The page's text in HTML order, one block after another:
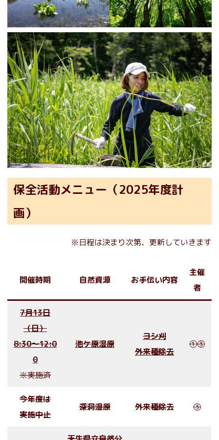
保全活動メニュー（2025年度計
画）
※日程は決まり次第、更新していきます
開催時期 自然資源 お手伝い内容
主催
者
7月13日
（日）
8:30〜12:0
0
※実施済
池ケ原湿原
ヨシ刈
外来種除去
①③
今年度は
実施中止
深洞湿原 外来種除去 ③